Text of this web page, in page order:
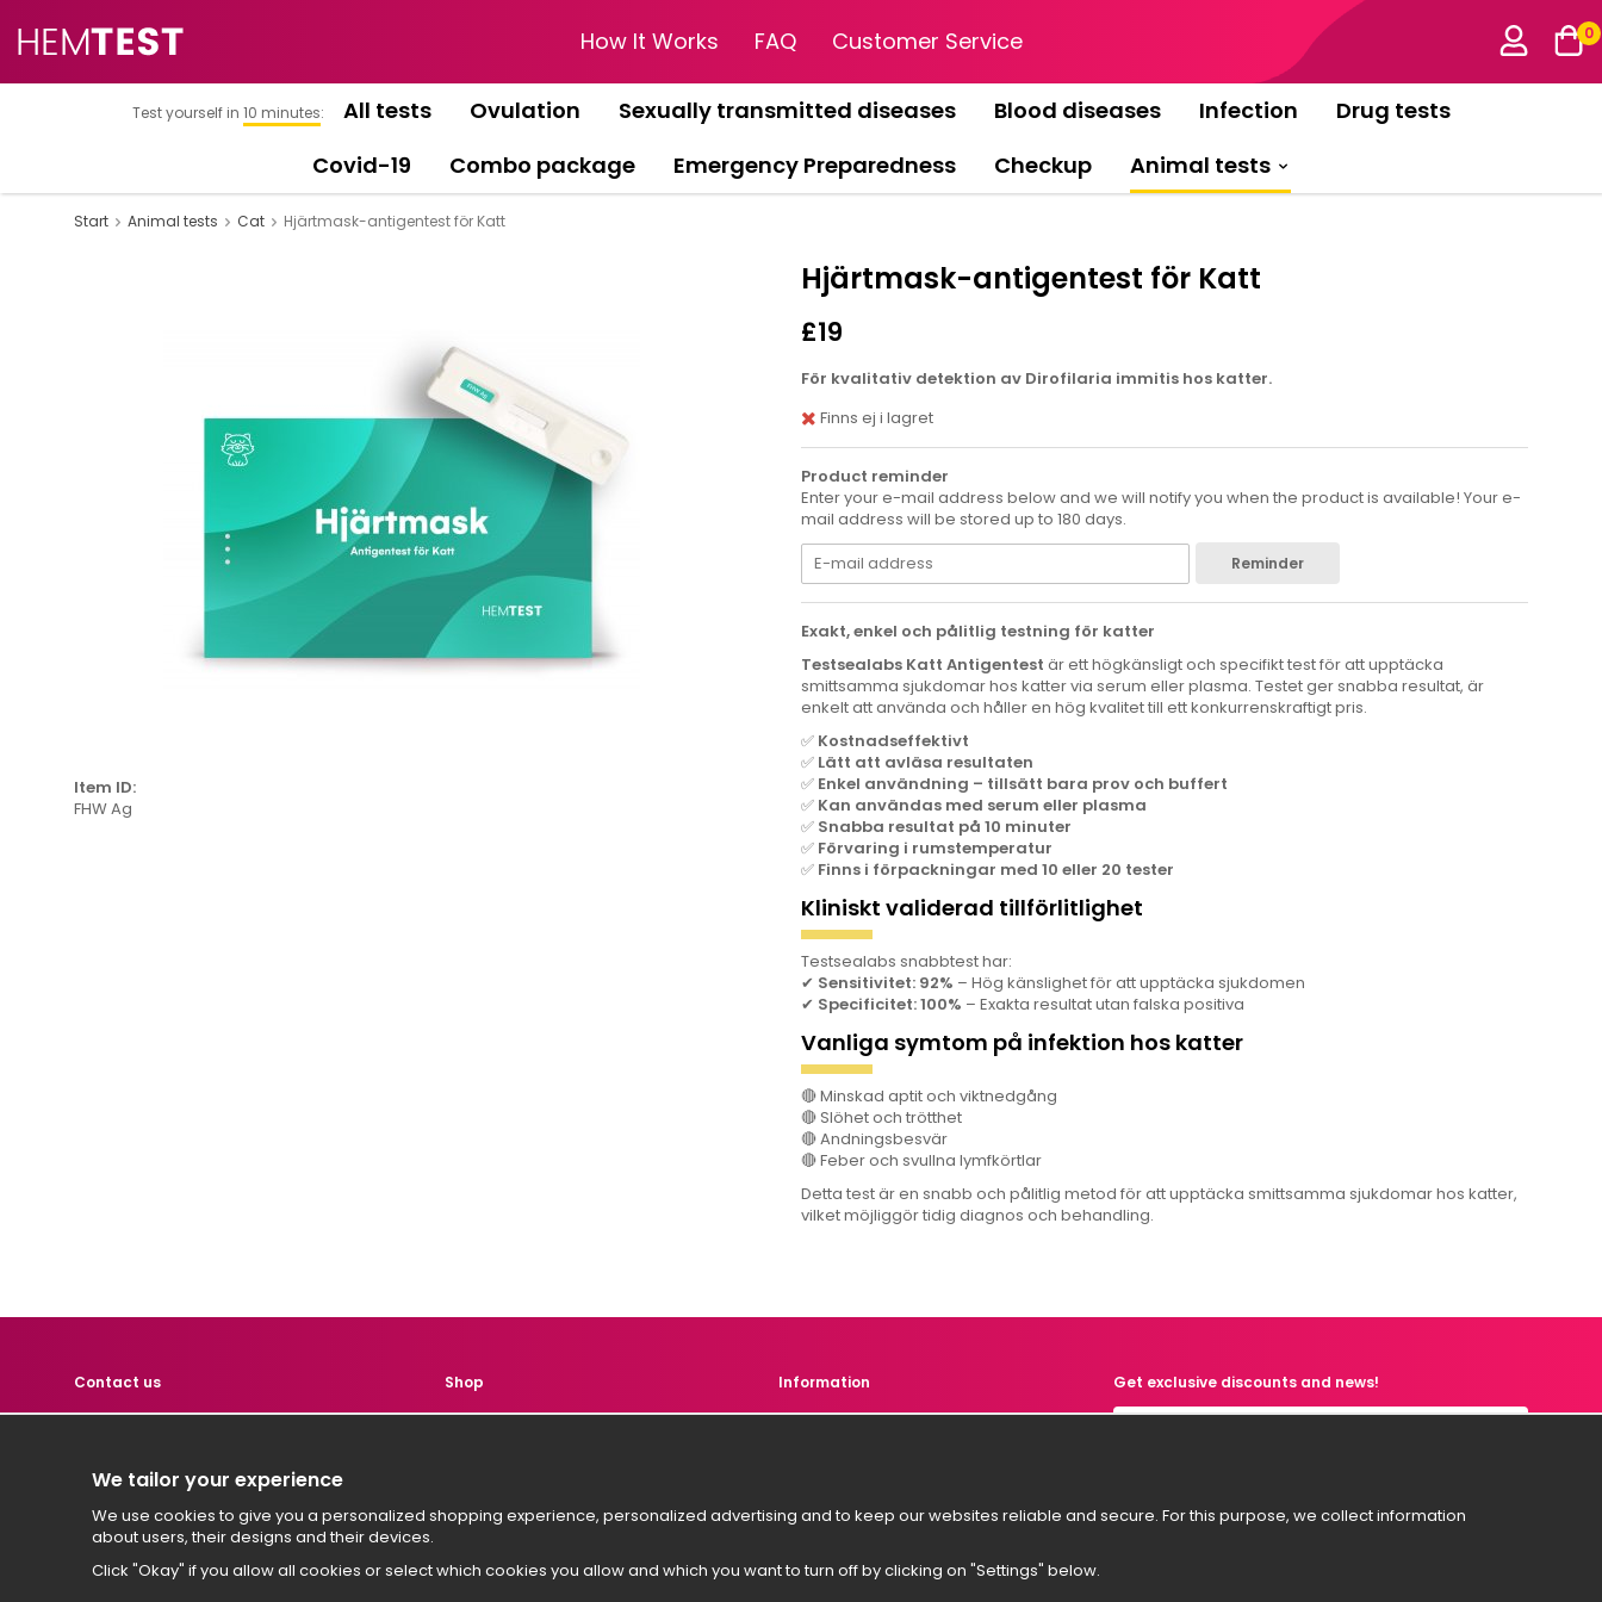
0
How It Works FAQ Customer Service
Test yourself in 10 minutes: All tests Ovulation Sexually transmitted diseases Blood diseases Infection
Drug tests
Covid-19
Combo package Emergency Preparedness Checkup Animal tests
Start Animal tests Cat Hjärtmask-antigentest för Katt
Hjärtmask-antigentest för Katt
£19
För kvalitativ detektion av Dirofilaria immitis hos katter.
Finns ej i lagret
Product reminder
Enter your e-mail address below and we will notify you when the product is available! Your e-
mail address will be stored up to 180 days.
Reminder
Exakt, enkel och pålitlig testning för katter
Testsealabs Katt Antigentest är ett högkänsligt och specifikt test för att upptäcka
smittsamma sjukdomar hos katter via serum eller plasma. Testet ger snabba resultat, är
enkelt att använda och håller en hög kvalitet till ett konkurrenskraftigt pris.
✅ Kostnadseffektivt
✅ Lätt att avläsa resultaten
✅ Enkel användning – tillsätt bara prov och buffert
✅ Kan användas med serum eller plasma
✅ Snabba resultat på 10 minuter
✅ Förvaring i rumstemperatur
✅ Finns i förpackningar med 10 eller 20 tester
Kliniskt validerad tillförlitlighet
Testsealabs snabbtest har:
✔ Sensitivitet: 92% – Hög känslighet för att upptäcka sjukdomen
✔ Specificitet: 100% – Exakta resultat utan falska positiva
Vanliga symtom på infektion hos katter
🔴 Minskad aptit och viktnedgång
🔴 Slöhet och trötthet
🔴 Andningsbesvär
🔴 Feber och svullna lymfkörtlar
Detta test är en snabb och pålitlig metod för att upptäcka smittsamma sjukdomar hos katter,
vilket möjliggör tidig diagnos och behandling.
Item ID:
FHW Ag
Contact us
Contact us if you have any
hej@hemtest.se
Shop
Products
Sign in
Information
About us
Get exclusive discounts and news!
English
We tailor your experience
We use cookies to give you a personalized shopping experience, personalized advertising and to keep our websites reliable and secure. For this purpose, we collect information
about users, their designs and their devices.
Click "Okay" if you allow all cookies or select which cookies you allow and which you want to turn off by clicking on "Settings" below.